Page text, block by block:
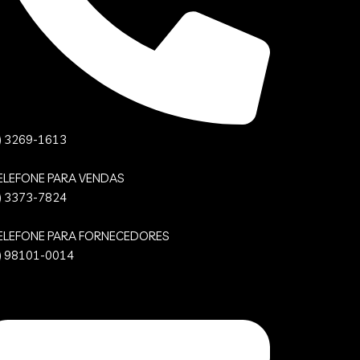
3269-1613
PARA VENDAS
3373-7824
PARA FORNECEDORES
98101-0014